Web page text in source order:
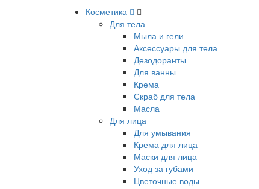
Косметика
Для тела
Мыла и гели
Аксессуары для тела
Дезодоранты
Для ванны
Крема
Скраб для тела
Масла
Для лица
Для умывания
Крема для лица
Маски для лица
Уход за губами
Цветочные воды